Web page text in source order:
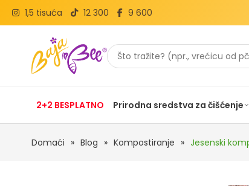
1,5 tisuća 12 300 9 600
2+2 BESPLATNO Prirodna sredstva za čišćenje
Domaći » Blog » Kompostiranje » Jesenski